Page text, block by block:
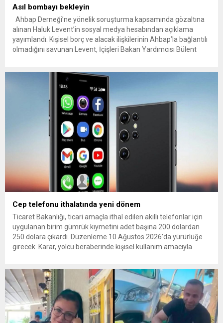
Asıl bombayı bekleyin
Ahbap Derneği’ne yönelik soruşturma kapsamında gözaltına
alınan Haluk Levent’in sosyal medya hesabından açıklama
yayımlandı. Kişisel borç ve alacak ilişkilerinin Ahbap’la bağlantılı
olmadığını savunan Levent, İçişleri Bakan Yardımcısı Bülent
“Yakında yapacağım açıklamalarda bu sürece nasıl gelindiğini
öğreneceksiniz” dedi....
Cep telefonu ithalatında yeni dönem
Ticaret Bakanlığı, ticari amaçla ithal edilen akıllı telefonlar için
uygulanan birim gümrük kıymetini adet başına 200 dolardan
250 dolara çıkardı. Düzenleme 10 Ağustos 2026’da yürürlüğe
girecek. Karar, yolcu beraberinde kişisel kullanım amacıyla
uygulanan gözetim...